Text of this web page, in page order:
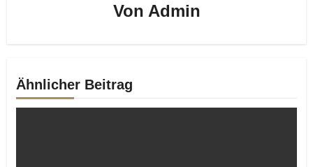
Von Admin
Ähnlicher Beitrag